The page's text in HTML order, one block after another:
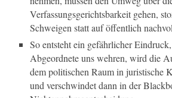
Verfassungsgerichtsbarkeit gehen,
Schweigen statt auf öffentlich
So entsteht ein gefährlicher
Abgeordnete uns wehren, wird die
dem politischen Raum in juristische
und verschwindet dann in der